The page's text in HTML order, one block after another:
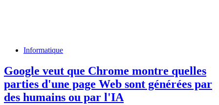
Informatique
Google veut que Chrome montre quelles
parties d'une page Web sont générées par
des humains ou par l'IA